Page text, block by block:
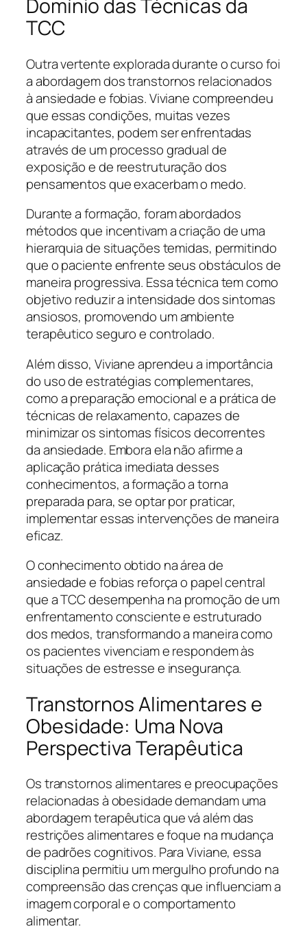
Domínio das Técnicas da
TCC
Outra vertente explorada durante o curso foi
a abordagem dos transtornos relacionados
à ansiedade e fobias. Viviane compreendeu
que essas condições, muitas vezes
incapacitantes, podem ser enfrentadas
através de um processo gradual de
exposição e de reestruturação dos
pensamentos que exacerbam o medo.
Durante a formação, foram abordados
métodos que incentivam a criação de uma
hierarquia de situações temidas, permitindo
que o paciente enfrente seus obstáculos de
maneira progressiva. Essa técnica tem como
objetivo reduzir a intensidade dos sintomas
ansiosos, promovendo um ambiente
terapêutico seguro e controlado.
Além disso, Viviane aprendeu a importância
do uso de estratégias complementares,
como a preparação emocional e a prática de
técnicas de relaxamento, capazes de
minimizar os sintomas físicos decorrentes
da ansiedade. Embora ela não afirme a
aplicação prática imediata desses
conhecimentos, a formação a torna
preparada para, se optar por praticar,
implementar essas intervenções de maneira
eficaz.
O conhecimento obtido na área de
ansiedade e fobias reforça o papel central
que a TCC desempenha na promoção de um
enfrentamento consciente e estruturado
dos medos, transformando a maneira como
os pacientes vivenciam e respondem às
situações de estresse e insegurança.
Transtornos Alimentares e
Obesidade: Uma Nova
Perspectiva Terapêutica
Os transtornos alimentares e preocupações
relacionadas à obesidade demandam uma
abordagem terapêutica que vá além das
restrições alimentares e foque na mudança
de padrões cognitivos. Para Viviane, essa
disciplina permitiu um mergulho profundo na
compreensão das crenças que influenciam a
imagem corporal e o comportamento
alimentar.